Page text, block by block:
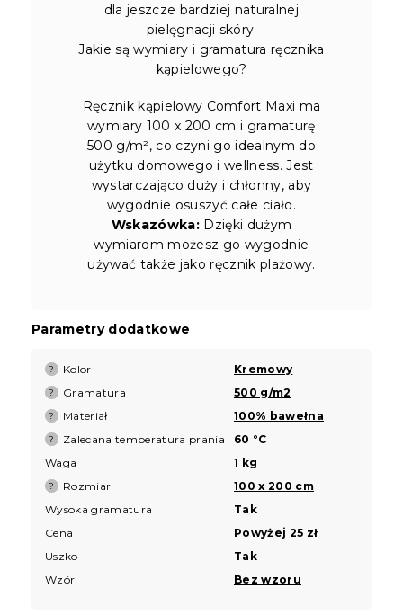
dla jeszcze bardziej naturalnej
pielęgnacji skóry.
Jakie są wymiary i gramatura ręcznika
kąpielowego?
Ręcznik kąpielowy Comfort Maxi ma
wymiary 100 x 200 cm i gramaturę
500 g/m², co czyni go idealnym do
użytku domowego i wellness. Jest
wystarczająco duży i chłonny, aby
wygodnie osuszyć całe ciało.
Wskazówka: Dzięki dużym
wymiarom możesz go wygodnie
używać także jako ręcznik plażowy.
Parametry dodatkowe
? Kolor Kremowy
? Gramatura 500 g/m2
? Materiał 100% bawełna
? Zalecana temperatura prania
60 °C
Waga
1 kg
? Rozmiar
100 x 200 cm
Wysoka gramatura
Tak
Cena
Powyżej 25 zł
Uszko
Tak
Wzór
Bez wzoru